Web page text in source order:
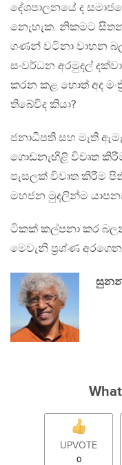
දේශපාලනයේ ද
නෙැහැක. නිකමට
ගණන් වටිනා වාහන
සංවර්ධන අරමුදල්
කරන කළ හොත් අද
තිබේවිද කියා?
ජනාධිපති සහ මැති
ගොඩනැඟිළි විවෘත
පැසලක් විවෘත කිරීම
මහජන මුදලින්ම
ටිකක් කල්පනා කර
මෙවැනි ප්‍රශ්ණ
UPVOTE
0